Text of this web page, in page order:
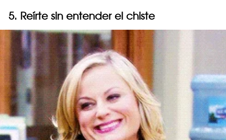
5. Reírte sin entender el chiste